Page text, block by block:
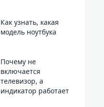
Как узнать, какая
модель ноутбука
Почему не
включается
телевизор, а
индикатор работает